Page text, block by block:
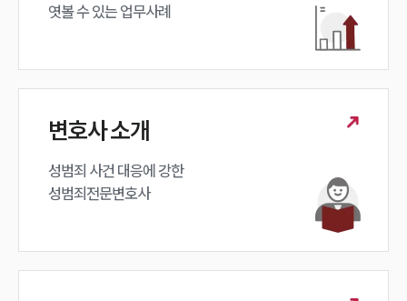
엿볼 수 있는 업무사례
변호사 소개
성범죄 사건 대응에 강한
성범죄전문변호사